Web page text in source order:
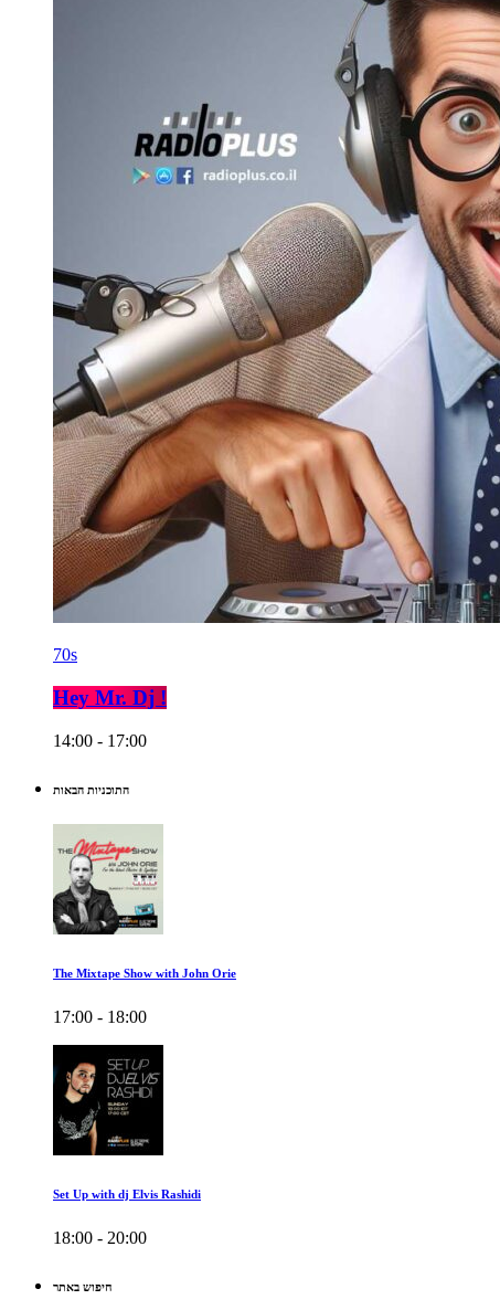
70s
Hey Mr. Dj !
14:00 - 17:00
התוכניות הבאות
The Mixtape Show with John Orie
17:00 - 18:00
Set Up with dj Elvis Rashidi
18:00 - 20:00
חיפוש באתר